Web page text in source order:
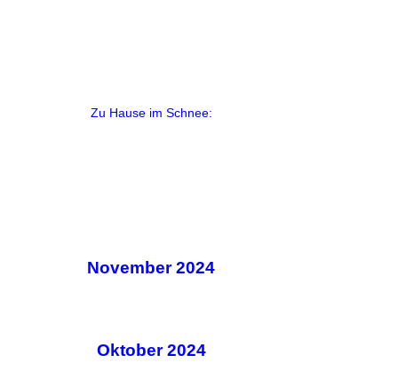
Zu Hause im Schnee:
November 2024
Oktober 2024